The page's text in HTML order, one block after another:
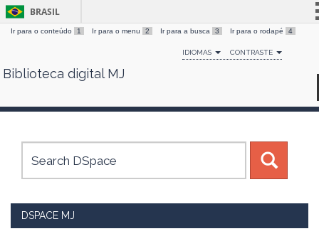
Skip
BRASIL
Simplifique!
Comunica BR
Canais
Ir para o conteúdo 1 Ir para o menu 2 Ir para a busca 3 Ir para o rodapé 4
IDIOMAS CONTRASTE
Biblioteca digital MJ
DSPACE MJ